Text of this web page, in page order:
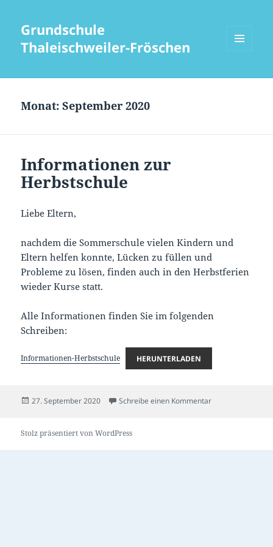
Grundschule
Thaleischweiler-Fröschen
WIDGETS
Monat:September 2020
Informationen zur
Herbstschule
Liebe Eltern,
nachdem die Sommerschule vielen Kindern und
Eltern helfen konnte, Lücken zu füllen und
Probleme zu lösen, finden auch in den Herbstferien
wieder Kurse statt.
Alle Informationen finden Sie im folgenden
Schreiben:
Informationen-Herbstschule HERUNTERLADEN
Veröffentlicht
27. September 2020 Schreibe einen Kommentarzu Informationen
Stolz präsentiert von WordPress